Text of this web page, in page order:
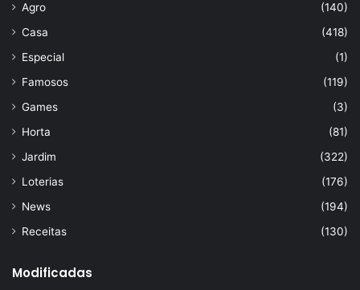
Agro
(140)
Casa
(418)
Especial
(1)
Famosos
(119)
Games
(3)
Horta
(81)
Jardim
(322)
Loterias
(176)
News
(194)
Receitas
(130)
Modificadas